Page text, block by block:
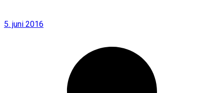
5. juni 2016